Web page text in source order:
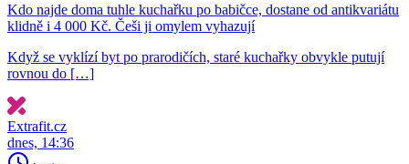
Kdo najde doma tuhle kuchařku po babičce, dostane od antikvariátu
klidně i 4 000 Kč. Češi ji omylem vyhazují
Když se vyklízí byt po prarodičích, staré kuchařky obvykle putují
rovnou do […]
Extrafit.cz
dnes, 14:36